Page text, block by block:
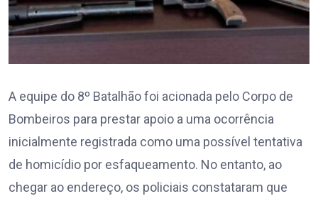
A equipe do 8º Batalhão foi acionada pelo Corpo de
Bombeiros para prestar apoio a uma ocorrência
inicialmente registrada como uma possível tentativa
de homicídio por esfaqueamento. No entanto, ao
chegar ao endereço, os policiais constataram que